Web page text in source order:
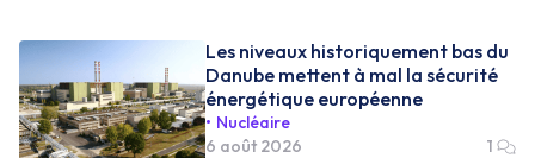
Les niveaux historiquement bas du
Danube mettent à mal la sécurité
énergétique européenne
Nucléaire
6 août 2026
1